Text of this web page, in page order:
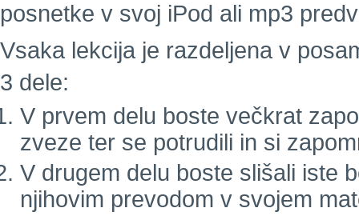
posnetke v svoj iPod ali mp3
Vsaka lekcija je razdeljena v
3 dele:
V prvem delu boste večkrat
zveze ter se potrudili in si
V drugem delu boste slišali iste
njihovim prevodom v svojem